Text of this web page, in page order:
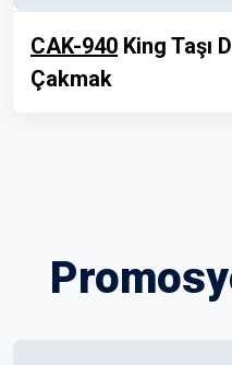
CAK-940 King Taşı
Çakmak